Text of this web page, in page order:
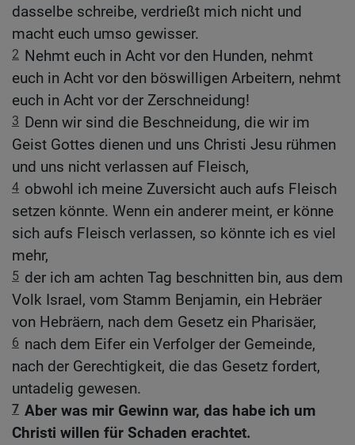
dasselbe schreibe, verdrießt mich nicht und
macht euch umso gewisser.
2 Nehmt euch in Acht vor den Hunden, nehmt
euch in Acht vor den böswilligen Arbeitern, nehmt
euch in Acht vor der Zerschneidung!
3 Denn wir sind die Beschneidung, die wir im
Geist Gottes dienen und uns Christi Jesu rühmen
und uns nicht verlassen auf Fleisch,
4 obwohl ich meine Zuversicht auch aufs Fleisch
setzen könnte. Wenn ein anderer meint, er könne
sich aufs Fleisch verlassen, so könnte ich es viel
mehr,
5 der ich am achten Tag beschnitten bin, aus dem
Volk Israel, vom Stamm Benjamin, ein Hebräer
von Hebräern, nach dem Gesetz ein Pharisäer,
6 nach dem Eifer ein Verfolger der Gemeinde,
nach der Gerechtigkeit, die das Gesetz fordert,
untadelig gewesen.
7 Aber was mir Gewinn war, das habe ich um
Christi willen für Schaden erachtet.